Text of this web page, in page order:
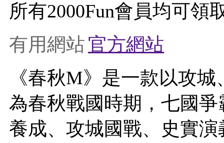
所有2000Fun會員均可領
有用網站官方網站
《春秋M》是一款以攻
為春秋戰國時期，七國
養成、攻城國戰、史實